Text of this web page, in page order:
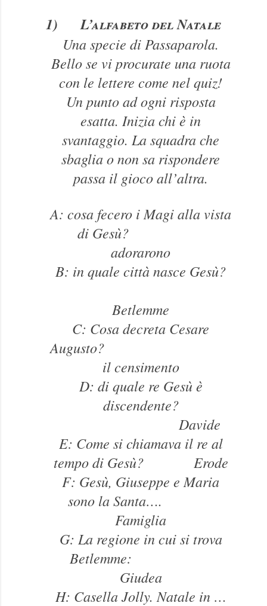
1) L’alfabeto del Natale
Una specie di Passaparola.
Bello se vi procurate una ruota
con le lettere come nel quiz!
Un punto ad ogni risposta
esatta. Inizia chi è in
svantaggio. La squadra che
sbaglia o non sa rispondere
passa il gioco all’altra.
A: cosa fecero i Magi alla vista
di Gesù?
adorarono
B: in quale città nasce Gesù?
Betlemme
C: Cosa decreta Cesare
Augusto?
il censimento
D: di quale re Gesù è
discendente?
Davide
E: Come si chiamava il re al
tempo di Gesù? Erode
F: Gesù, Giuseppe e Maria
sono la Santa….
Famiglia
G: La regione in cui si trova
Betlemme:
Giudea
H: Casella Jolly. Natale in …